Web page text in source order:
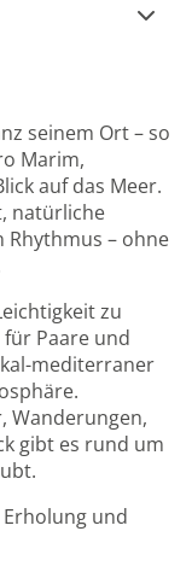
seinem Ort – so
Marim,
auf das Meer.
natürliche
Rhythmus – ohne
zu
Paare und
mediterraner
Wanderungen,
gibt es rund um
und